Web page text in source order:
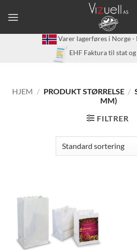
Varer lagerføres i Norge -
EHF Faktura til stat
HJEM / PRODUKT STØRRELSE /
MM)
FILTRER